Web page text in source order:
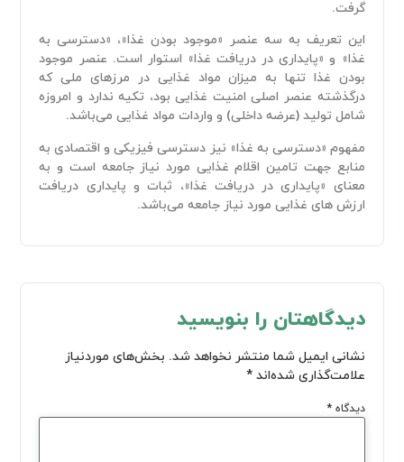
گرفت.
این تعریف به سه عنصر «موجود بودن غذا»، «دسترسی به
غذا» و «پایداری در دریافت غذا» استوار است. عنصر موجود
بودن غذا تنها به میزان مواد غذایی در مرزهای ملی که
درگذشته عنصر اصلی امنیت غذایی بود، تکیه ندارد و امروزه
شامل تولید (عرضه داخلی) و واردات مواد غذایی می‌باشد.
مفهوم «دسترسی به غذا» نیز دسترسی فیزیکی و اقتصادی به
منابع جهت تامین اقلام غذایی مورد نیاز جامعه است و به
معنای «پایداری در دریافت غذا»، ثبات و پایداری دریافت
ارزش های غذایی مورد نیاز جامعه می‌باشد.
دیدگاهتان را بنویسید
نشانی ایمیل شما منتشر نخواهد شد. بخش‌های موردنیاز
علامت‌گذاری شده‌اند*
دیدگاه*